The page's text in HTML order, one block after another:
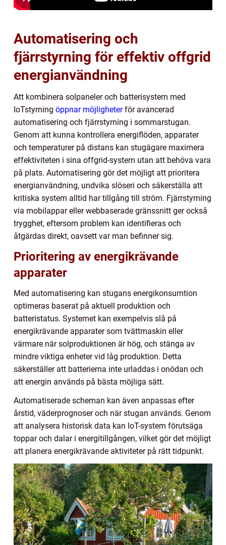
Automatisering och
fjärrstyrning för effektiv offgrid
energianvändning
Att kombinera solpaneler och batterisystem med
IoTstyrning öppnar möjligheterför avancerad
automatisering och fjärrstyrning i sommarstugan.
Genom att kunna kontrollera energiflöden, apparater
och temperaturer på distans kan stugägare maximera
effektiviteten i sina offgrid-system utan att behöva vara
på plats. Automatisering gör det möjligt att prioritera
energianvändning, undvika slöseri och säkerställa att
kritiska system alltid har tillgång till ström. Fjärrstyrning
via mobilappar eller webbaserade gränssnitt ger också
trygghet, eftersom problem kan identifieras och
åtgärdas direkt, oavsett var man befinner sig.
Prioritering av energikrävande
apparater
Med automatisering kan stugans energikonsumtion
optimeras baserat på aktuell produktion och
batteristatus. Systemet kan exempelvis slå på
energikrävande apparater som tvättmaskin eller
värmare när solproduktionen är hög, och stänga av
mindre viktiga enheter vid låg produktion. Detta
säkerställer att batterierna inte urladdas i onödan och
att energin används på bästa möjliga sätt.
Automatiserade scheman kan även anpassas efter
årstid, väderprognoser och när stugan används. Genom
att analysera historisk data kan IoT-system förutsäga
toppar och dalar i energitillgången, vilket gör det möjligt
att planera energikrävande aktiviteter på rätt tidpunkt.